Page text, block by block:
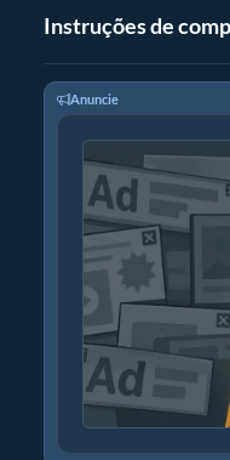
Instruções de
Anuncie